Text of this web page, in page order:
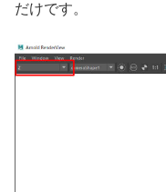
だけです。